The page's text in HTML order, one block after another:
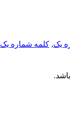
یک, کلمه شماره یک